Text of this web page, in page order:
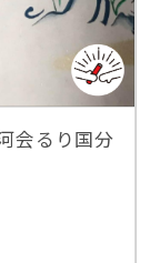
会るり国分